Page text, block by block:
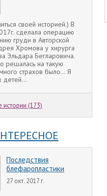
своей историей.) В
сделала операцию
груди в Авторской
Хромова у хирурга
Эльдара Бегларовича.
решалась на такую
страхов было... Я
детей...
истории (173)
Последствия
блефаропластики
27 окт. 2017 г.